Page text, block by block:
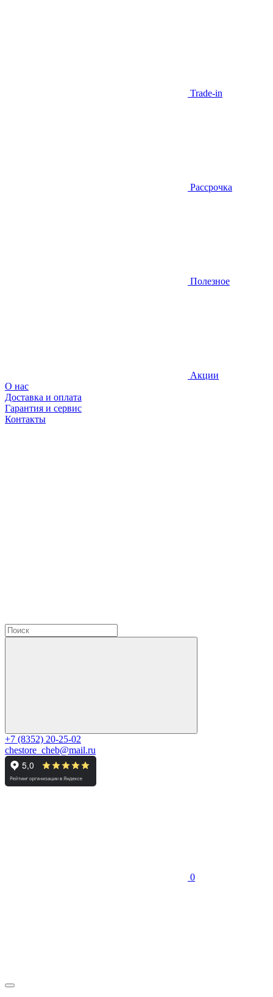
Trade-in
Рассрочка
Полезное
Акции
О нас
Доставка и оплата
Гарантия и сервис
Контакты
+7 (8352) 20-25-02
chestore_cheb@mail.ru
0